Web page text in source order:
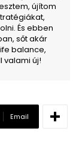
újítom
És ebben
sőt akár
balance,
valami új!
Email